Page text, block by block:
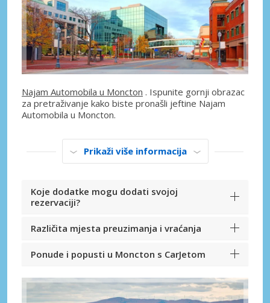
Najam Automobila u Moncton . Ispunite gornji obrazac
za pretraživanje kako biste pronašli jeftine Najam
Automobila u Moncton.
Prikaži više informacija
Koje dodatke mogu dodati svojoj
rezervaciji?
Različita mjesta preuzimanja i vraćanja
Ponude i popusti u Moncton s CarJetom